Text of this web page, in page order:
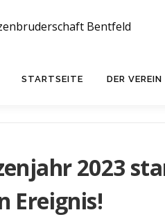
STARTSEITE DER VEREIN
2023
Ereignis!